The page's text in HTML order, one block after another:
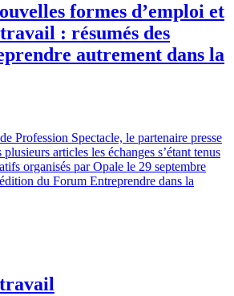
formes d’emploi et
: résumés des
autrement dans la
Profession Spectacle, le partenaire presse
articles les échanges s’étant tenus
organisés par Opale le 29 septembre
du Forum Entreprendre dans la